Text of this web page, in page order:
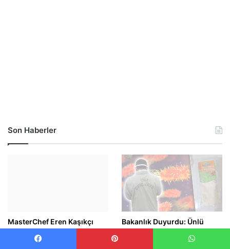
Son Haberler
MasterChef Eren Kaşıkçı
Ölümle İlgili Soruşturma
Bakanlık Duyurdu: Ünlü